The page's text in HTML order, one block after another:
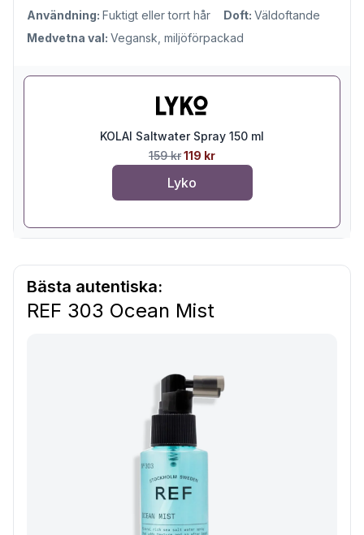
Användning: Fuktigt eller torrt hår Doft: Väldoftande
Medvetna val: Vegansk, miljöförpackad
KOLAI Saltwater Spray 150 ml
159 kr119 kr
Lyko
Bästa autentiska:
REF 303 Ocean Mist